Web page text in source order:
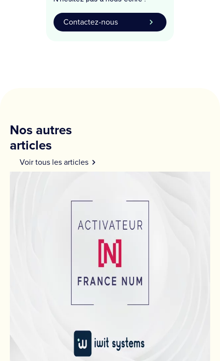
Contactez-nous
Nos autres
articles
Voir tous les articles